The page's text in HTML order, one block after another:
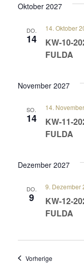
Oktober 2027
DO.
14
KW-10-
FULDA
14. Oktober
November 2027
SO.
14
KW-11-
FULDA
14.
Dezember 2027
DO.
9
KW-12-
FULDA
9. Dezember
Vorherige